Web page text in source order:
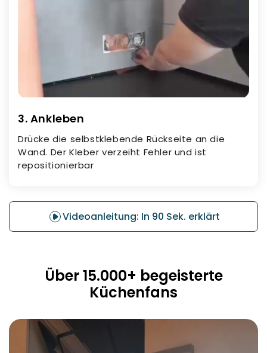
3. Ankleben
Drücke die selbstklebende Rückseite an die
Wand. Der Kleber verzeiht Fehler und ist
repositionierbar
Videoanleitung: In 90 Sek. erklärt
Über 15.000+ begeisterte
Küchenfans